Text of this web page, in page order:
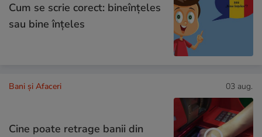
Cum se scrie corect: bineînțeles
sau bine înțeles
Bani și Afaceri 03 aug.
Cine poate retrage banii din